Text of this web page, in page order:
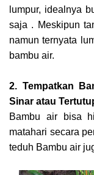
lumpur, idealnya
saja . Meskipun
namun ternyata
bambu air.
2. Tempatkan
Sinar atau
Bambu air bisa
matahari secara
teduh Bambu air